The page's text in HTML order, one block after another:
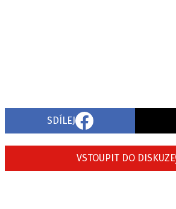
SDÍLEJ
VSTOUPIT DO DISKUZE